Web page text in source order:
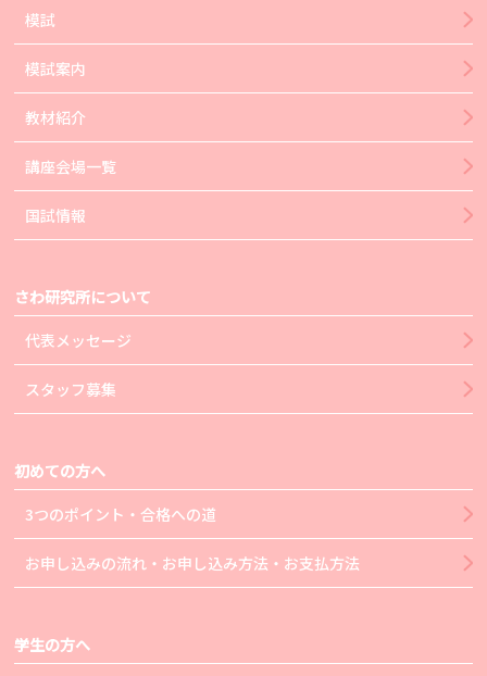
模試
模試案内
教材紹介
講座会場一覧
国試情報
さわ研究所について
代表メッセージ
スタッフ募集
初めての方へ
3つのポイント・合格への道
お申し込みの流れ・お申し込み方法・お支払方法
学生の方へ